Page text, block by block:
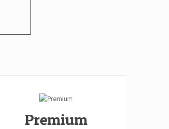
Premium